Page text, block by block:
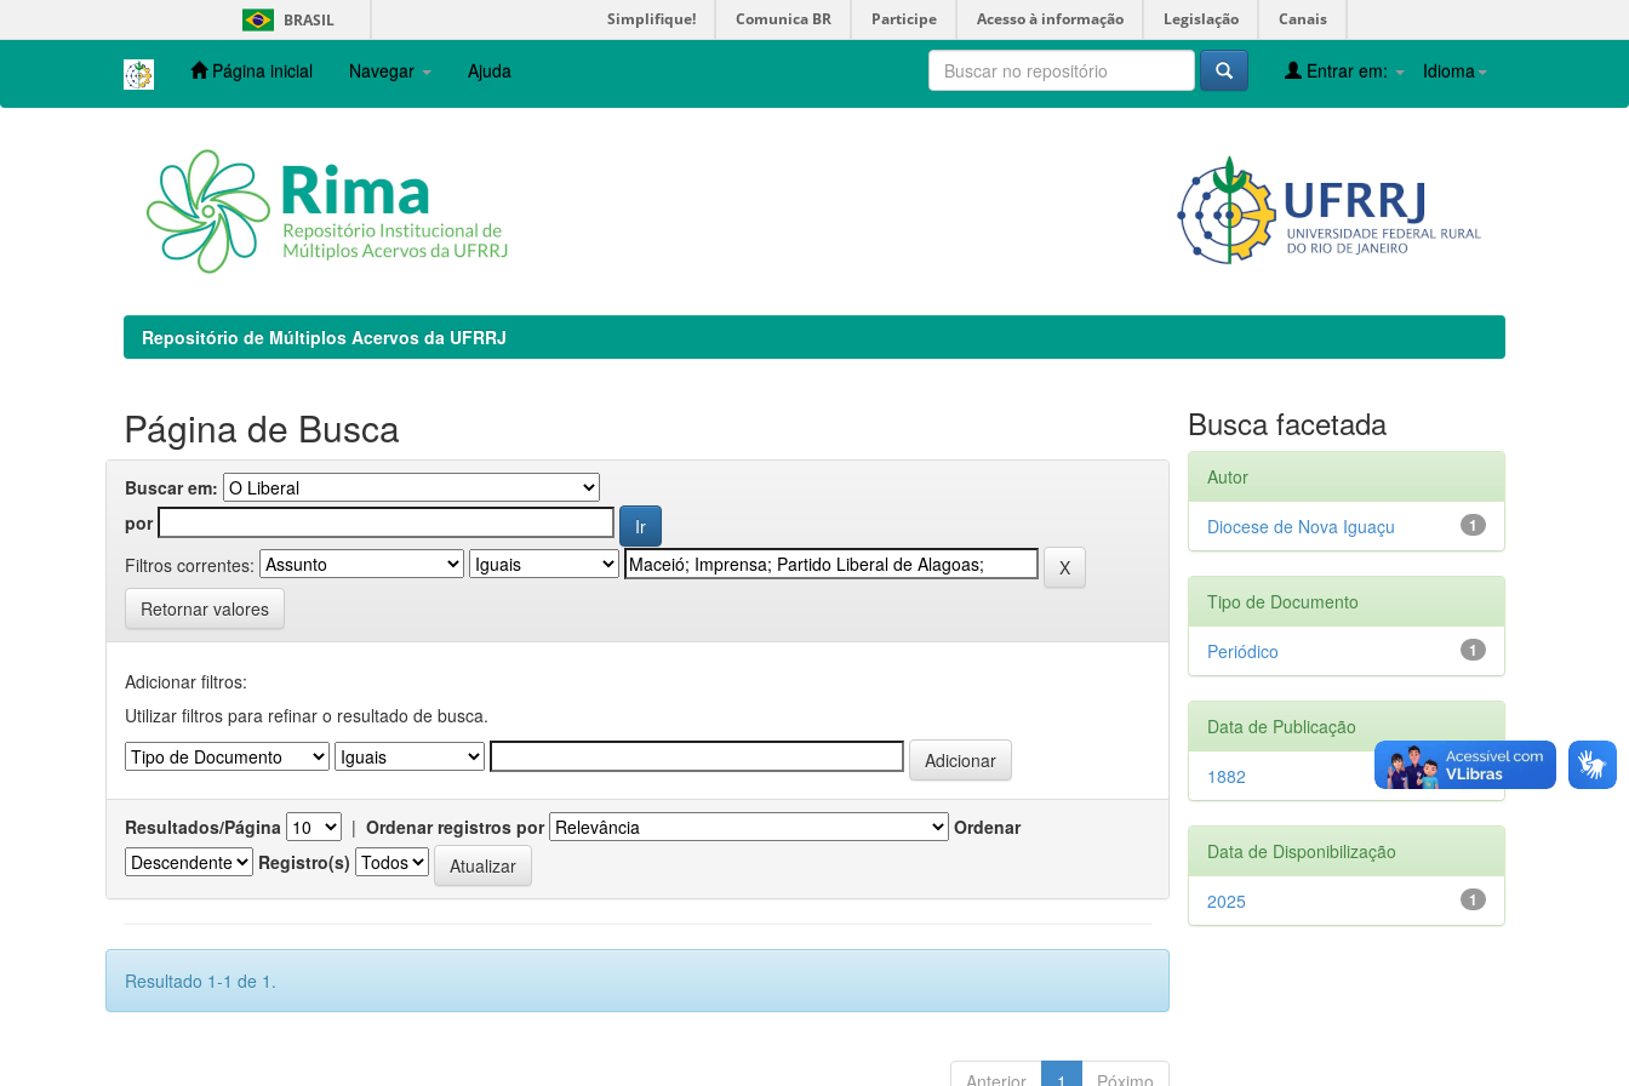
navigation
BRASIL Simplifique! Comunica BR Participe Acesso à informação Legislação Canais
Página inicial Navegar Ajuda Idioma
Entrar em:
Repositório de Múltiplos Acervos da UFRRJ
Página de Busca
Buscar em:
por
Filtros correntes:
Retornar valores
Adicionar filtros:
Utilizar filtros para refinar o resultado de busca.
Resultados/Página | Ordenar registros por
Ordenar
Registro(s)
Resultado 1-1 de 1.
Anterior 1 Póximo
Busca facetada
Autor
1
Diocese de Nova Iguaçu
Tipo de Documento
1
Periódico
Data de Publicação
1
1882
Data de Disponibilização
1
2025